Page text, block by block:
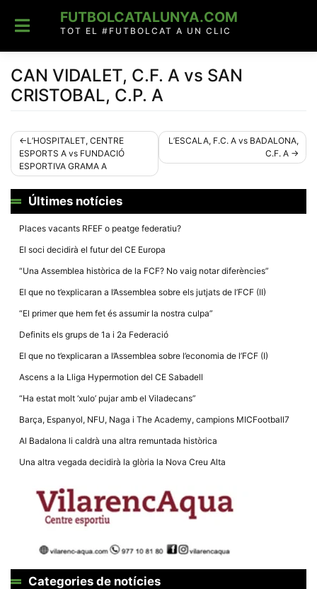
content
FUTBOLCATALUNYA.COM
TOT EL #FUTBOLCAT A UN CLIC
CAN VIDALET, C.F. A vs SAN
CRISTOBAL, C.P. A
Navegació
d'entrades
L’HOSPITALET, CENTRE
ESPORTS A vs FUNDACIÓ
ESPORTIVA GRAMA A
L’ESCALA, F.C. A vs BADALONA,
C.F. A
Últimes notícies
Places vacants RFEF o peatge federatiu?
El soci decidirà el futur del CE Europa
“Una Assemblea històrica de la FCF? No vaig notar diferències”
El que no t’explicaran a l’Assemblea sobre els jutjats de l’FCF (II)
“El primer que hem fet és assumir la nostra culpa”
Definits els grups de 1a i 2a Federació
El que no t’explicaran a l’Assemblea sobre l’economia de l’FCF (I)
Ascens a la Lliga Hypermotion del CE Sabadell
“Ha estat molt ‘xulo’ pujar amb el Viladecans”
Barça, Espanyol, NFU, Naga i The Academy, campions MICFootball7
Al Badalona li caldrà una altra remuntada històrica
Una altra vegada decidirà la glòria la Nova Creu Alta
Categories de notícies
Necessàries
cookies no
opcionals,
necessàries
tècnic de la
web.
Estadístiques